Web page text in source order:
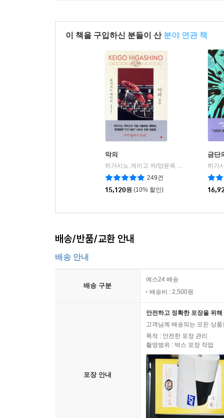
이 책을 구입하신 분들이 산 분야 연관 책
악의
히가시노 게이고 저/양윤옥 역
현대문학
249건
15,120원 (10% 할인)
금단
배송/반품/교환 안내
배송 안내
배송 구분
예스24 배송
배송비 : 2,500원
포장 안내
안전하고 정확한 포장을 위
고객님께 배송되는 모든 상
목적 : 안전한 포장 관리
촬영범위 : 박스 포장 작업